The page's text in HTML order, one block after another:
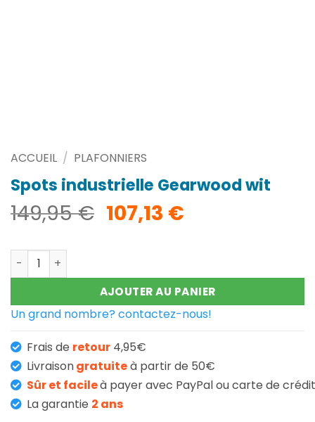
ACCUEIL / PLAFONNIERS
Spots industrielle Gearwood wit
149,95€ Le
prix
était :
149,95 €.
107,13 €Le
est :
107,13 €.
quantité de Spots industrielle Gearwood wit
AJOUTER AU PANIER
Un grand nombre? contactez-nous!
Frais de retour 4,95€
Livraisongratuiteà partir de 50€
Sûr et facileà payer avec PayPal ou carte de crédit
La garantie 2 ans